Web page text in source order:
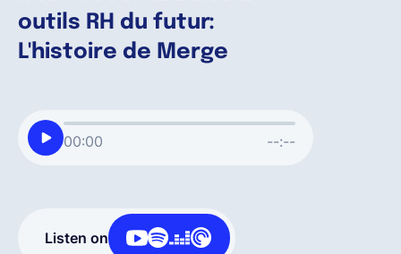
outils RH du futur:
L'histoire de Merge
00:00 --:--
Listen on
Tarifs
Ressources
Compagnie
Français